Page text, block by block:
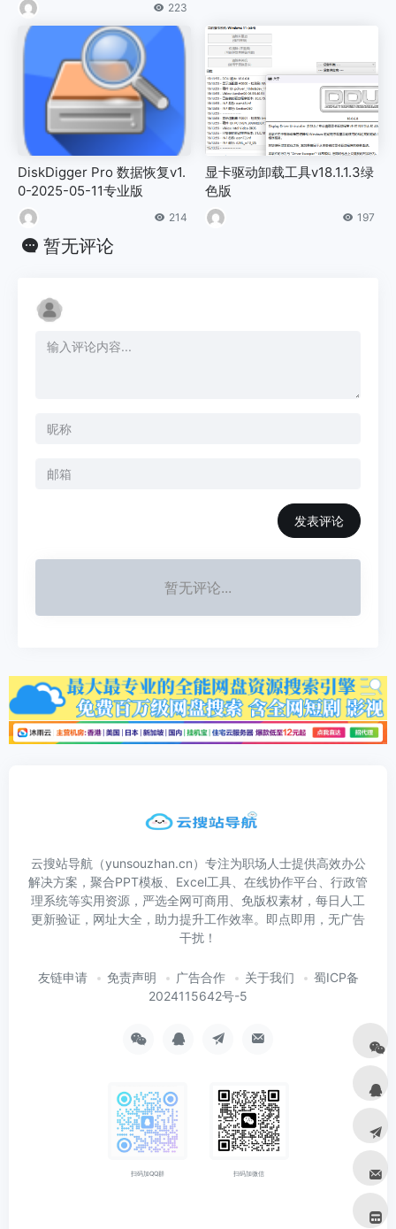
223
DiskDigger Pro 数据恢复v1.
0-2025-05-11专业版
214
显卡驱动卸载工具v18.1.1.3绿
色版
197
暂无评论
发表评论
暂无评论...
云搜站导航（yunsouzhan.cn）专注为职场人士提供高效办公
解决方案，聚合PPT模板、Excel工具、在线协作平台、行政管
理系统等实用资源，严选全网可商用、免版权素材，每日人工
更新验证，网址大全，助力提升工作效率。即点即用，无广告
干扰！
友链申请 免责声明 广告合作 关于我们
蜀ICP备
2024115642号-5
扫码加QQ群 扫码加微信